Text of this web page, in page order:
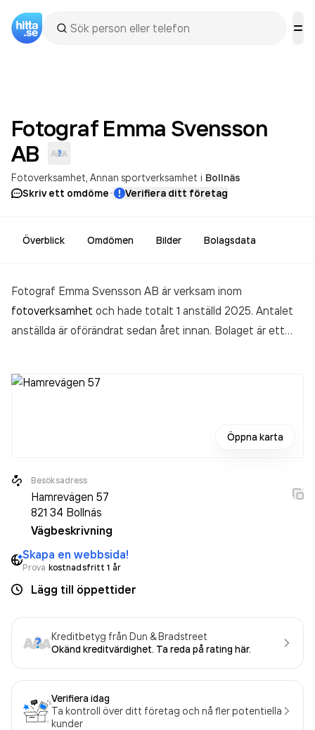
Fotograf Emma Svensson
AB
Fotoverksamhet Annan sportverksamhet i Bollnäs
Skriv ett omdöme· Verifiera ditt företag
Överblick Omdömen Bilder Bolagsdata
Fotograf Emma Svensson AB är verksam inom
fotoverksamhet och hade totalt 1 anställd 2025. Antalet
anställda är oförändrat sedan året innan. Bolaget är ett
räkenskapsåret (2025).
Öppna karta
Besöksadress
Hamrevägen 57
821 34 Bollnäs
Vägbeskrivning
Skapa en webbsida!
Prova kostnadsfritt 1 år
Lägg till öppettider
Kreditbetyg från Dun & Bradstreet
Okänd kreditvärdighet. Ta reda på rating här.
Verifiera idag
Ta kontroll över ditt företag och nå fler potentiella
kunder